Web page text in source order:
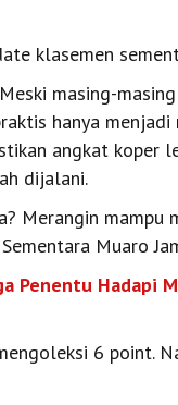
klasemen
masing-
hanya
angkat koper
dijalani.
Merangin
Muaro
Penentu Hadapi
6 point.